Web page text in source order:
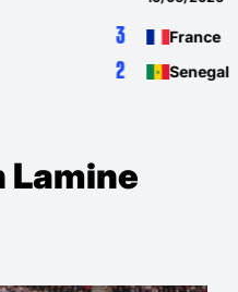
France
Senegal
Lamine